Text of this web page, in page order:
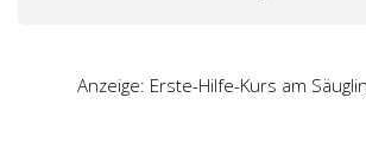
Anzeige: Erste-Hilfe-Kurs am